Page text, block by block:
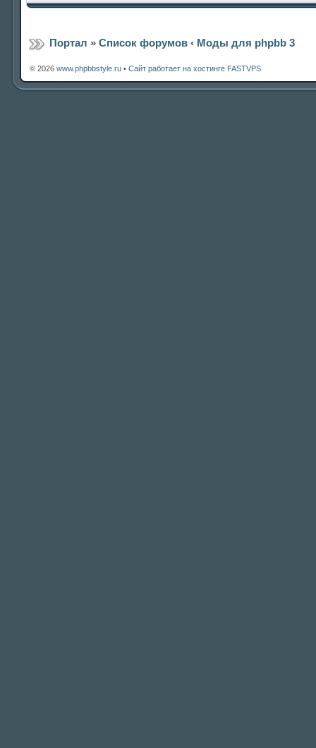
Портал »Список форумов ‹ Моды для phpbb 3
© 2026 www.phpbbstyle.ru • Сайт работает на хостинге FASTVPS